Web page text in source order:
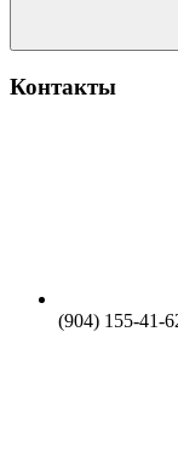
Контакты
(904) 155-41-